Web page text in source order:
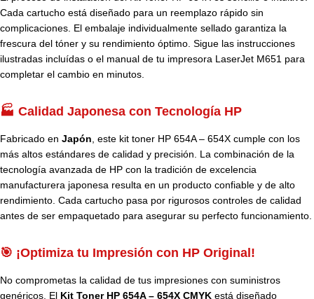
Cada cartucho está diseñado para un reemplazo rápido sin
complicaciones. El embalaje individualmente sellado garantiza la
frescura del tóner y su rendimiento óptimo. Sigue las instrucciones
ilustradas incluídas o el manual de tu impresora LaserJet M651 para
completar el cambio en minutos.
🏭 Calidad Japonesa con Tecnología HP
Fabricado en Japón, este kit toner HP 654A – 654X cumple con los
más altos estándares de calidad y precisión. La combinación de la
tecnología avanzada de HP con la tradición de excelencia
manufacturera japonesa resulta en un producto confiable y de alto
rendimiento. Cada cartucho pasa por rigurosos controles de calidad
antes de ser empaquetado para asegurar su perfecto funcionamiento.
🎯 ¡Optimiza tu Impresión con HP Original!
No comprometas la calidad de tus impresiones con suministros
genéricos. El Kit Toner HP 654A – 654X CMYK está diseñado